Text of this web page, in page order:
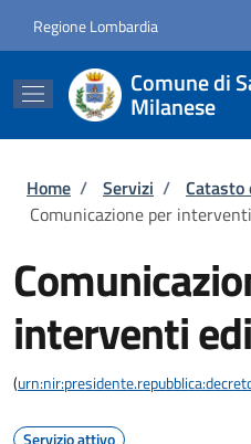
Regione Lombardia
Comune di
Milanese
Briciole di
Home / Servizi /
Comunicazione per
interventi
(
Servizio attivo